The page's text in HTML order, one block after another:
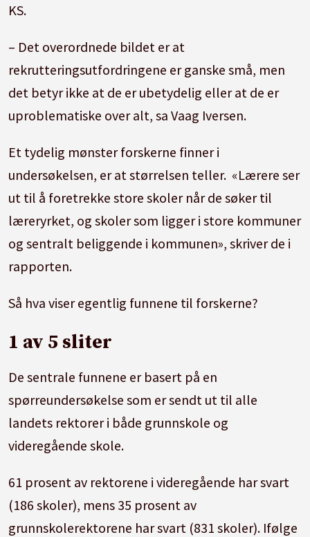
KS.
– Det overordnede bildet er at
rekrutteringsutfordringene er ganske små, men
det betyr ikke at de er ubetydelig eller at de er
uproblematiske over alt, sa Vaag Iversen.
Et tydelig mønster forskerne finner i
undersøkelsen, er at størrelsen teller. «Lærere ser
ut til å foretrekke store skoler når de søker til
læreryrket, og skoler som ligger i store kommuner
og sentralt beliggende i kommunen», skriver de i
rapporten.
Så hva viser egentlig funnene til forskerne?
1 av 5 sliter
De sentrale funnene er basert på en
spørreundersøkelse som er sendt ut til alle
landets rektorer i både grunnskole og
videregående skole.
61 prosent av rektorene i videregående har svart
(186 skoler), mens 35 prosent av
grunnskolerektorene har svart (831 skoler). Ifølge